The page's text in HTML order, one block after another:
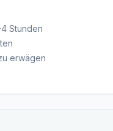
Stunden
erwägen